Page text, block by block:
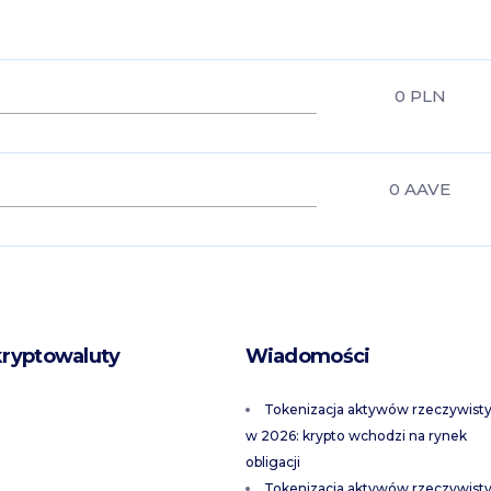
0 PLN
0 AAVE
Wiadomości
Tokenizacja aktywów
w 2026: krypto wchodzi na rynek
obligacji